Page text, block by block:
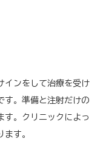
インをして治療を受け
す。準備と注射だけの
す。クリニックによっ
す。